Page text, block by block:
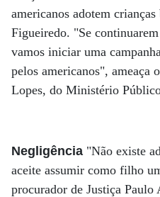
americanos adotem
Figueiredo. "Se
vamos iniciar uma
pelos americanos",
Lopes, do Ministério
Negligência "Não existe
aceite assumir como filho
procurador de Justiça